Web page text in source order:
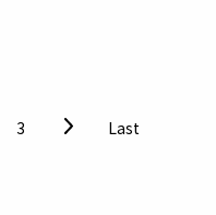
關，顯示與朋友或室友
隨著研究深入，團隊更
3 Last